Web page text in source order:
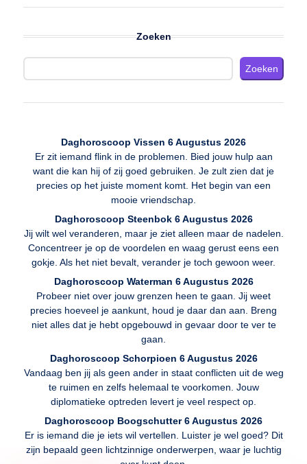
Zoeken
Zoeken
Daghoroscoop Vissen 6 Augustus 2026
Er zit iemand flink in de problemen. Bied jouw hulp aan
want die kan hij of zij goed gebruiken. Je zult zien dat je
precies op het juiste moment komt. Het begin van een
mooie vriendschap.
Daghoroscoop Steenbok 6 Augustus 2026
Jij wilt wel veranderen, maar je ziet alleen maar de nadelen.
Concentreer je op de voordelen en waag gerust eens een
gokje. Als het niet bevalt, verander je toch gewoon weer.
Daghoroscoop Waterman 6 Augustus 2026
Probeer niet over jouw grenzen heen te gaan. Jij weet
precies hoeveel je aankunt, houd je daar dan aan. Breng
niet alles dat je hebt opgebouwd in gevaar door te ver te
gaan.
Daghoroscoop Schorpioen 6 Augustus 2026
Vandaag ben jij als geen ander in staat conflicten uit de weg
te ruimen en zelfs helemaal te voorkomen. Jouw
diplomatieke optreden levert je veel respect op.
Daghoroscoop Boogschutter 6 Augustus 2026
Er is iemand die je iets wil vertellen. Luister je wel goed? Dit
zijn bepaald geen lichtzinnige onderwerpen, waar je luchtig